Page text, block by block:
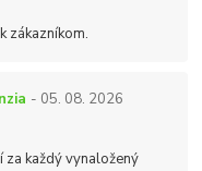
zákazníkom.
- 05. 08. 2026
za každý vynaložený